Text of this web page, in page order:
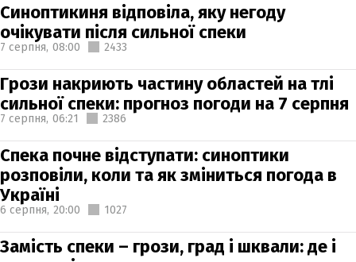
Синоптикиня відповіла, яку негоду
очікувати після сильної спеки
7 серпня, 08:00 2433
Грози накриють частину областей на тлі
сильної спеки: прогноз погоди на 7 серпня
7 серпня, 06:21 2386
Спека почне відступати: синоптики
розповіли, коли та як зміниться погода в
Україні
6 серпня, 20:00 1027
Замість спеки – грози, град і шквали: де і